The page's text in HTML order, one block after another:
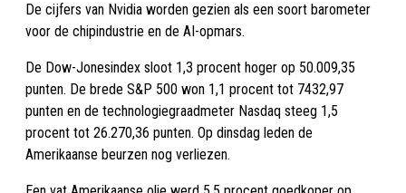
De cijfers van Nvidia worden gezien als een soort barometer
voor de chipindustrie en de AI-opmars.
De Dow-Jonesindex sloot 1,3 procent hoger op 50.009,35
punten. De brede S&P 500 won 1,1 procent tot 7432,97
punten en de technologiegraadmeter Nasdaq steeg 1,5
procent tot 26.270,36 punten. Op dinsdag leden de
Amerikaanse beurzen nog verliezen.